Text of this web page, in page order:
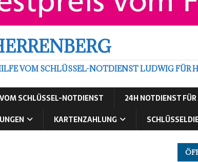
VOM SCHLÜSSEL-NOTDIENST LUDWIG FÜR
SCHLÜSSEL-NOTDIENST 24H NOTDIENST FÜR
KARTENZAHLUNG